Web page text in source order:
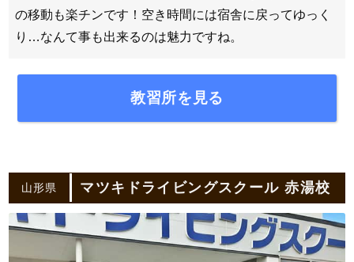
の移動も楽チンです！空き時間には宿舎に戻ってゆっく
り…なんて事も出来るのは魅力ですね。
教習所を見る
山形県 マツキドライビングスクール 赤湯校